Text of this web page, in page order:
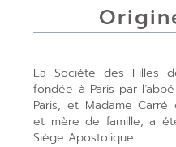
La Société des Filles
fondée à Paris par
Paris, et Madame
et mère de famille, a
Siège Apostolique.